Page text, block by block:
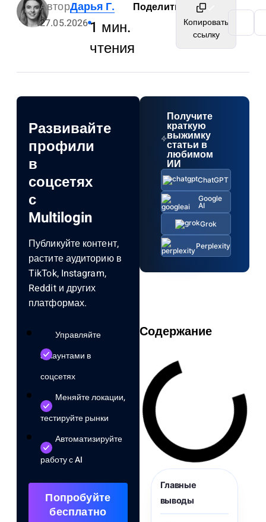
АвторДарья Г.
27.05.20261 мин.
чтения
Поделиться
Копировать
ссылку
Развивайте
профили
в
соцсетях
с
Multilogin
Публикуйте контент,
растите аудиторию в
TikTok, Instagram,
Reddit и других
платформах.
Управляйте
аккаунтами в
соцсетях
Меняйте локации,
тестируйте рынки
Автоматизируйте
работу с AI
Попробуйте
бесплатно
Получите
краткую
выжимку
статьи в
любимом
ИИ
ChatGPT
Google
AI
Grok
Perplexity
Содержание
Главные
выводы